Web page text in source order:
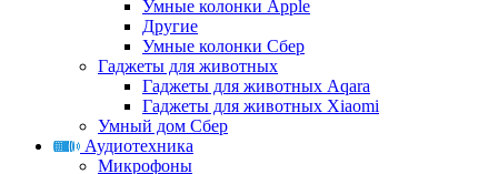
Умные колонки Apple
Другие
Умные колонки Сбер
Гаджеты для животных
Гаджеты для животных Aqara
Гаджеты для животных Xiaomi
Умный дом Сбер
Аудиотехника
Микрофоны